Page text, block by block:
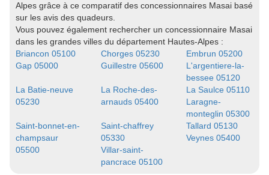
Alpes grâce à ce comparatif des concessionnaires Masai basé
sur les avis des quadeurs.
Vous pouvez également rechercher un concessionnaire Masai
dans les grandes villes du département Hautes-Alpes :
Briancon 05100
Chorges 05230
Embrun 05200
Gap 05000
Guillestre 05600
L'argentiere-la-
bessee 05120
La Batie-neuve
05230
La Roche-des-
arnauds 05400
La Saulce 05110
Laragne-
monteglin 05300
Saint-bonnet-en-
champsaur
05500
Saint-chaffrey
05330
Tallard 05130
Veynes 05400
Villar-saint-
pancrace 05100